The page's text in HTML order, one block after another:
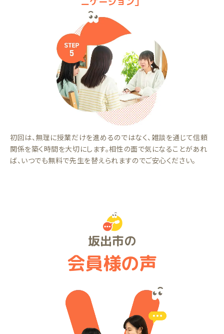
初回は、無理に授業だけを進めるのではなく、雑談を通じて信頼
関係を築く時間を大切にします。相性の面で気になることがあれ
ば、いつでも無料で先生を替えられますのでご安心ください。
坂出市の
会員様の声